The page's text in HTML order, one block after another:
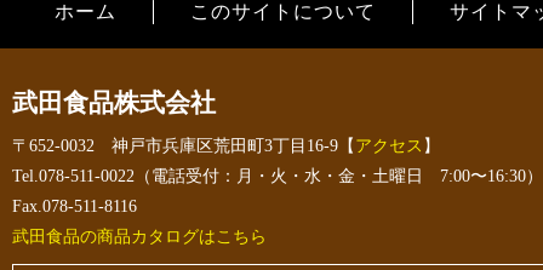
ホーム このサイトについて サイトマ
武田食品株式会社
〒652-0032 神戸市兵庫区荒田町3丁目16-9【 アクセス 】
Tel.078-511-0022（電話受付：月・火・水・金・土曜日 7:00〜16:30）
Fax.078-511-8116
武田食品の商品カタログはこちら